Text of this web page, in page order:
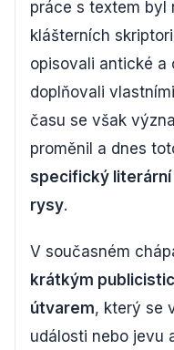
práce s textem byl
klášterních
opisovali antické a
doplňovali
času se však
proměnil a dnes
specifický literární
rysy.
V současném
krátkým
útvarem, který se
události nebo jevu